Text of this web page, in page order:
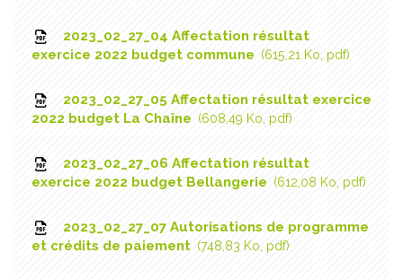
2023_02_27_04 Affectation résultat
exercice 2022 budget commune
615,21 Ko, pdf
2023_02_27_05 Affectation résultat exercice
2022 budget La Chaîne
608,49 Ko, pdf
2023_02_27_06 Affectation résultat
exercice 2022 budget Bellangerie
612,08 Ko, pdf
2023_02_27_07 Autorisations de programme
et crédits de paiement
748,83 Ko, pdf